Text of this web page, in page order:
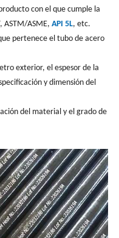
con el que cumple la
ASTM/ASME, API 5L, etc.
pertenece el tubo de acero
exterior, el espesor de la
y dimensión del
del material y el grado de